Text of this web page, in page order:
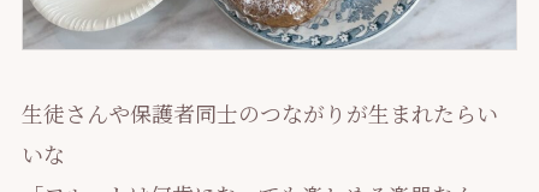
生徒さんや保護者同士のつながりが生まれたらい
いな